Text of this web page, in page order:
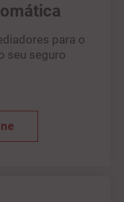
para o
seu seguro